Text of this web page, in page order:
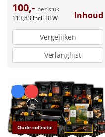
100,- per stuk
113,83 incl. BTW Inhoud
Vergelijken
Verlanglijst
Oude collectie